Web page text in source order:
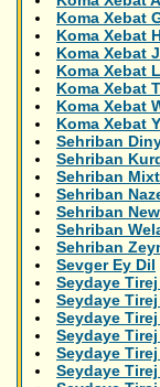
Koma Xebat
Koma Xebat
Koma Xebat
Koma Xebat
Koma Xebat
Koma Xebat
Koma Xebat
Sehriban
Sehriban
Sehriban
Sehriban
Sehriban
Sehriban
Sehriban
Sevger Ey Dil
Seydaye
Seydaye
Seydaye
Seydaye
Seydaye
Seydaye